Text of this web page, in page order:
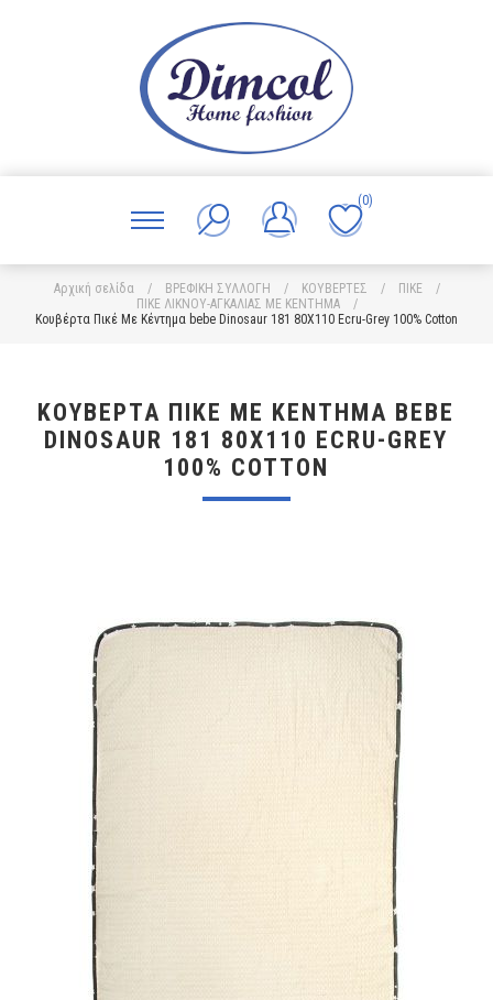
(0)
Αρχική σελίδα / ΒΡΕΦΙΚΗ ΣΥΛΛΟΓΗ / ΚΟΥΒΕΡΤΕΣ / ΠΙΚΕ
/
ΠΙΚΕ ΛΙΚΝΟΥ-ΑΓΚΑΛΙΑΣ ΜΕ ΚΕΝΤΗΜΑ
/
Κουβέρτα Πικέ Με Κέντημα bebe Dinosaur 181 80X110 Ecru-Grey 100% Cotton
ΚΟΥΒΈΡΤΑ ΠΙΚΈ ΜΕ ΚΈΝΤΗΜΑ BEBE
DINOSAUR 181 80X110 ECRU-GREY
100% COTTON